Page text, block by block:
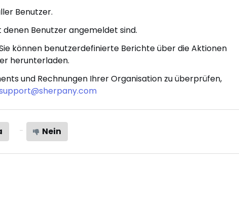
Benutzer.
denen Benutzer angemeldet sind.
können benutzerdefinierte Berichte über die Aktionen
herunterladen.
und Rechnungen Ihrer Organisation zu überprüfen,
Nein